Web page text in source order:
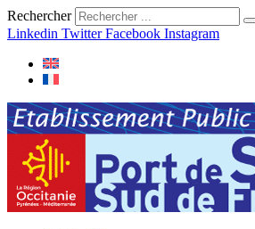
Rechercher
Linkedin Twitter Facebook Instagram